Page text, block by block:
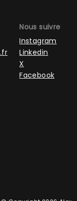
Nous suivre
Instagram
Linkedin
X
Facebook